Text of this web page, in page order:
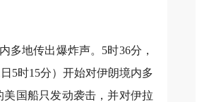
多地传出爆炸声。5时36分，
5时15分）开始对伊朗境内多
国船只发动袭击，并对伊拉